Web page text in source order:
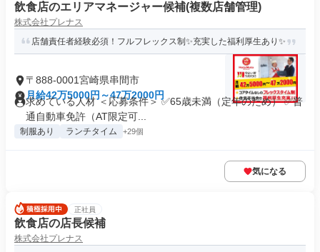
飲食店のエリアマネージャー候補(複数店舗管理)
株式会社プレナス
店舗責任者経験必須！フルフレックス制✨充実した福利厚生あり✨
〒888-0001宮崎県串間市
月給42万5000円～47万2000円
求めている人材 ＜応募条件＞ ✅65歳未満（定年のため） ✅普
通自動車免許（AT限定可...
制服あり ランチタイム +29個
気になる
正社員
飲食店の店長候補
株式会社プレナス